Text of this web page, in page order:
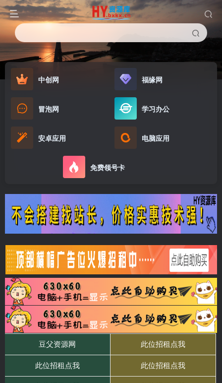
中创网 福缘网
冒泡网 学习办公
安卓应用 电脑应用
免费领号卡